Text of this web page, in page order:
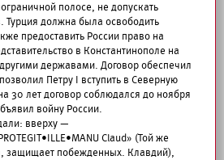
полосе, не допускать
Турция должна была освободить
предоставить России право на
в Константинополе на
державами. Договор обеспечил
Петру I вступить в Северную
30 лет договор соблюдался до ноября
войну России.
вверху —
Claud» (Той же
защищает побежденных. Клавдий),